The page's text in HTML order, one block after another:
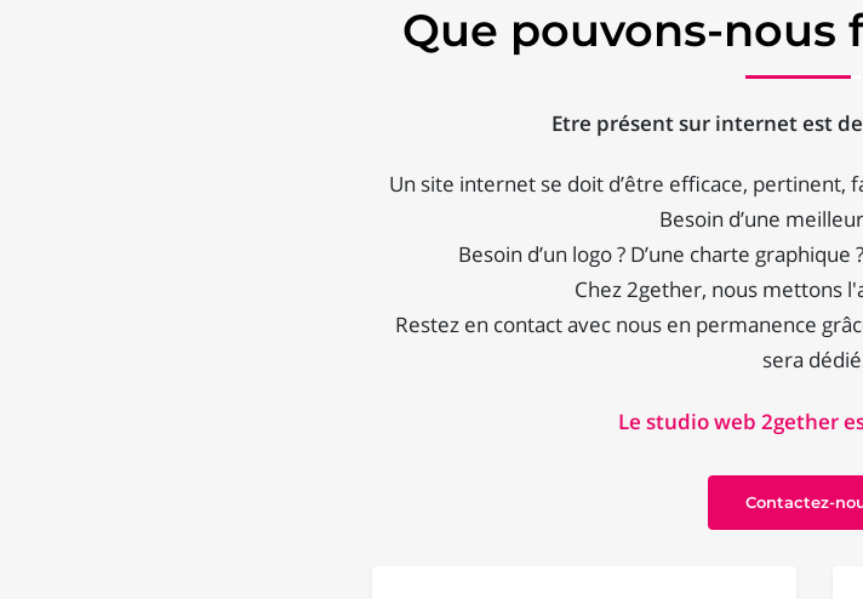
Que pouvons-nous
Etre présent sur internet est
Un site internet se doit d’être efficace, pertinent,
Besoin d’une
Besoin d’un logo ? D’une charte graphique
Chez 2gether, nous mettons
Restez en contact avec nous en permanence
sera
Le studio web 2gether
Contactez-